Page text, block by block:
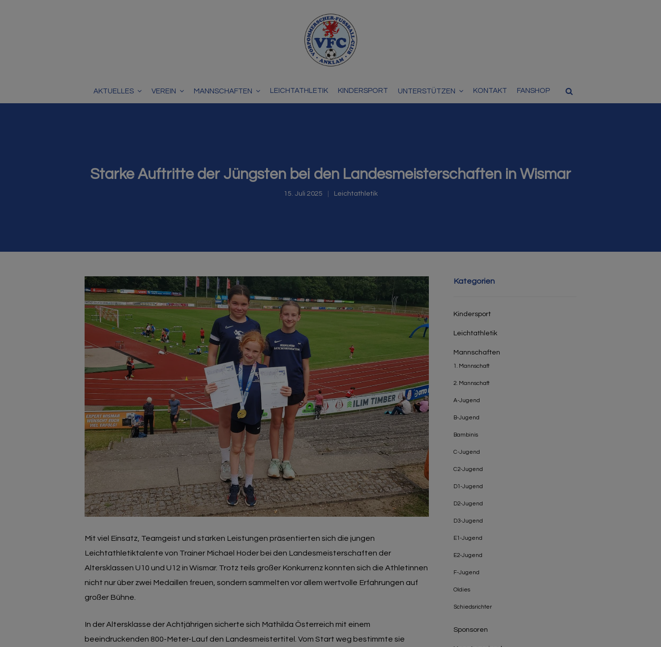
AKTUELLES VEREIN MANNSCHAFTEN LEICHTATHLETIK KINDERSPORT UNTERSTÜTZEN KONTAKT FANSHOP
Starke Auftritte der Jüngsten bei den Landesmeisterschaften in Wismar
15. Juli 2025 Leichtathletik
Mit viel Einsatz, Teamgeist und starken Leistungen präsentierten sich die jungen
Leichtathletiktalente von Trainer Michael Hoder bei den Landesmeisterschaften der
Altersklassen U10 und U12 in Wismar. Trotz teils großer Konkurrenz konnten sich die Athletinnen
nicht nur über zwei Medaillen freuen, sondern sammelten vor allem wertvolle Erfahrungen auf
großer Bühne.
In der Altersklasse der Achtjährigen sicherte sich Mathilda Österreich mit einem
beeindruckenden 800-Meter-Lauf den Landesmeistertitel. Vom Start weg bestimmte sie
Kategorien
Kindersport
Leichtathletik
Mannschaften
1. Mannschaft
2. Mannschaft
A-Jugend
B-Jugend
Bambinis
C-Jugend
C2-Jugend
D1-Jugend
D2-Jugend
D3-Jugend
E1-Jugend
E2-Jugend
F-Jugend
Oldies
Schiedsrichter
Sponsoren